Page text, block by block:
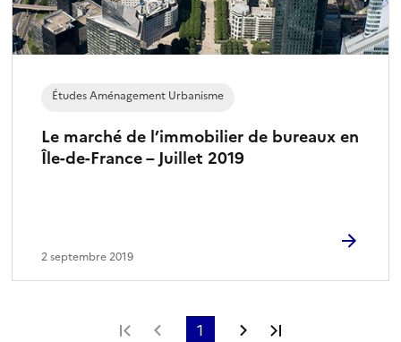
Le marché de l’immobilier de bureaux en
Île-de-France – Juillet 2019
Études Aménagement Urbanisme
2 septembre 2019
Première page
Page précédente
1 Page suivante